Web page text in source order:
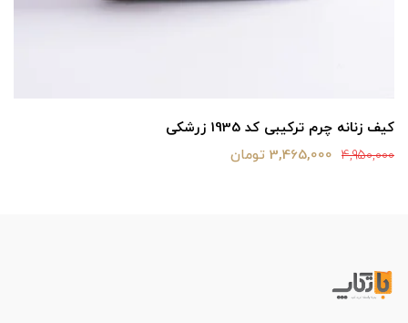
کیف زنانه چرم ترکیبی کد 1935 زرشکی
4,950,000 3,465,000 تومان